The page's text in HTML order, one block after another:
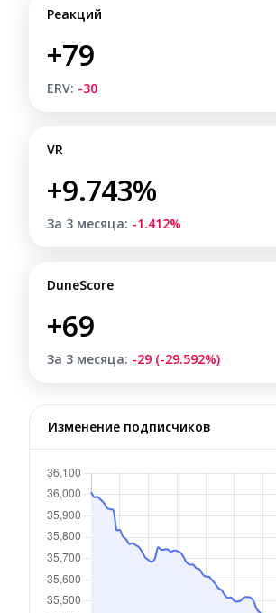
Реакций
+79
ERV: -30
VR
+9.743%
За 3 месяца: -1.412%
DuneScore
+69
За 3 месяца: -29 (-29.592%)
Изменение подписчиков